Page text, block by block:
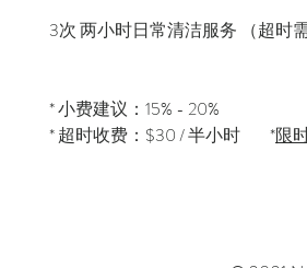
3次 两小时日常清洁服务 （超时
* 小费建议：15% - 20%
* 超时收费：$30 / 半小时 *限